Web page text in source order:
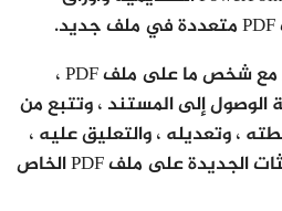
وإذا كنت ترغب في العمل مع شخص ما على ملف PDF ،
الوصول إلى المستند ، وتتبع من
، وتعديله ، والتعليق عليه ،
وإعلام القراء أيضًا بالتحديثات الجديدة على ملف PDF الخاص